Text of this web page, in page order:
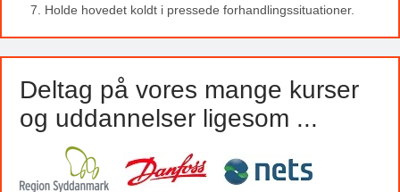
Holde hovedet koldt i pressede forhandlingssituationer.
Deltag på vores mange kurser
og uddannelser ligesom ...